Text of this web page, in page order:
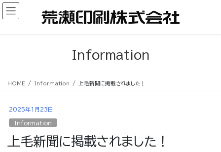
コ
ナ
ビ
Information
HOME Information 上毛新聞に掲載されました！
2025年1月23日
Information
上毛新聞に掲載されました！